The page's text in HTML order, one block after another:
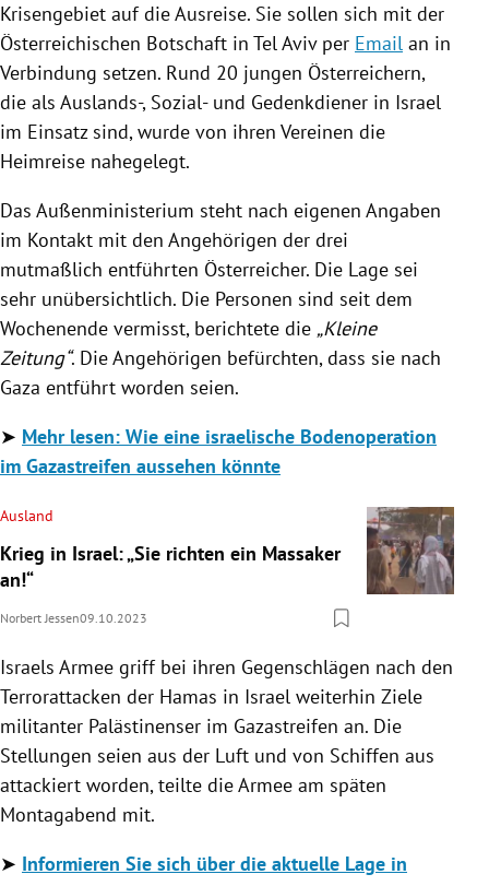
Krisengebiet auf die Ausreise. Sie sollen sich mit der
Österreichischen Botschaft in Tel Aviv per Email an in
Verbindung setzen. Rund 20 jungen Österreichern,
die als Auslands-, Sozial- und Gedenkdiener in Israel
im Einsatz sind, wurde von ihren Vereinen die
Heimreise nahegelegt.
Das Außenministerium steht nach eigenen Angaben
im Kontakt mit den Angehörigen der drei
mutmaßlich entführten Österreicher. Die Lage sei
sehr unübersichtlich. Die Personen sind seit dem
Wochenende vermisst, berichtete die „Kleine
Zeitung“. Die Angehörigen befürchten, dass sie nach
Gaza entführt worden seien.
➤ Mehr lesen: Wie eine israelische Bodenoperation
im Gazastreifen aussehen könnte
Ausland
Krieg in Israel: „Sie richten ein Massaker
an!“
Norbert Jessen09.10.2023
Israels Armee griff bei ihren Gegenschlägen nach den
Terrorattacken der Hamas in Israel weiterhin Ziele
militanter Palästinenser im Gazastreifen an. Die
Stellungen seien aus der Luft und von Schiffen aus
attackiert worden, teilte die Armee am späten
Montagabend mit.
➤ Informieren Sie sich über die aktuelle Lage in